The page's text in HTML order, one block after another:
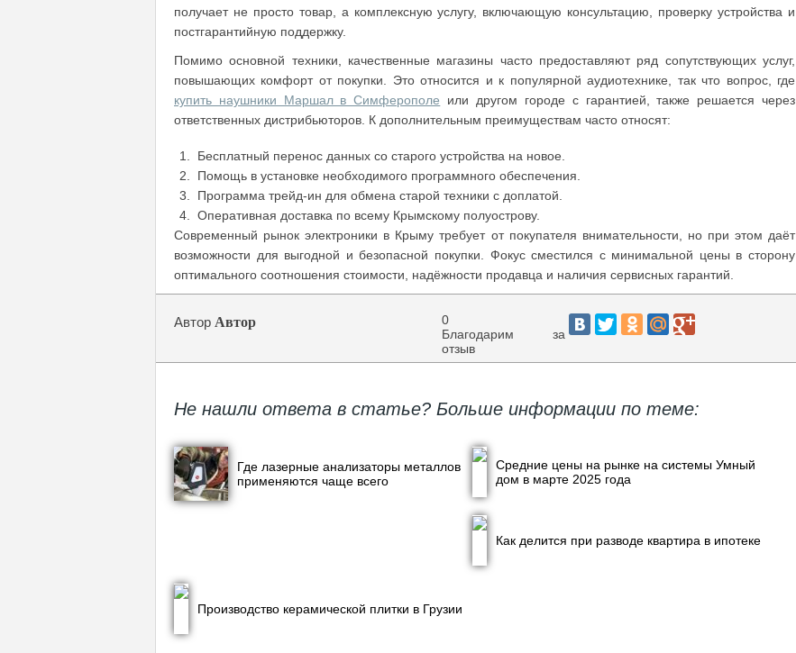
получает не просто товар, а комплексную услугу, включающую консультацию, проверку устройства и
постгарантийную поддержку.
Помимо основной техники, качественные магазины часто предоставляют ряд сопутствующих услуг,
повышающих комфорт от покупки. Это относится и к популярной аудиотехнике, так что вопрос, где
купить наушники Маршал в Симферополе или другом городе с гарантией, также решается через
ответственных дистрибьюторов. К дополнительным преимуществам часто относят:
Бесплатный перенос данных со старого устройства на новое.
Помощь в установке необходимого программного обеспечения.
Программа трейд-ин для обмена старой техники с доплатой.
Оперативная доставка по всему Крымскому полуострову.
Современный рынок электроники в Крыму требует от покупателя внимательности, но при этом даёт
возможности для выгодной и безопасной покупки. Фокус сместился с минимальной цены в сторону
оптимального соотношения стоимости, надёжности продавца и наличия сервисных гарантий.
Автор Автор
0
Благодарим за
отзыв
Не нашли ответа в статье? Больше информации по теме:
Где лазерные анализаторы металлов
применяются чаще всего
Средние цены на рынке на системы Умный
дом в марте 2025 года
Как делится при разводе квартира в ипотеке
Производство керамической плитки в Грузии